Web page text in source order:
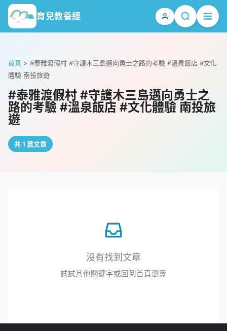
育兒教養經
首頁 > #泰雅渡假村 #守護木三島邁向勇士之路的考驗 #溫泉飯店 #文化
體驗 南投旅遊
#泰雅渡假村 #守護木三島邁向勇士之
路的考驗 #溫泉飯店 #文化體驗 南投旅
遊
共 1 篇文章
沒有找到文章
試試其他關鍵字或回到首頁瀏覽